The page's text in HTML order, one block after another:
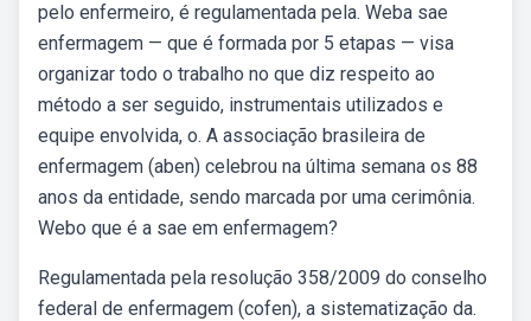
pelo enfermeiro, é regulamentada pela. Weba sae
enfermagem — que é formada por 5 etapas — visa
organizar todo o trabalho no que diz respeito ao
método a ser seguido, instrumentais utilizados e
equipe envolvida, o. A associação brasileira de
enfermagem (aben) celebrou na última semana os 88
anos da entidade, sendo marcada por uma cerimônia.
Webo que é a sae em enfermagem?
Regulamentada pela resolução 358/2009 do conselho
federal de enfermagem (cofen), a sistematização da.